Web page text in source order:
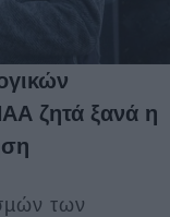
ζητά ξανά η
των